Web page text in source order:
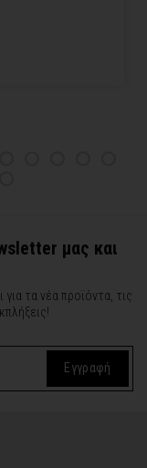
μας και
τα νέα προϊόντα, τις
Εγγραφή